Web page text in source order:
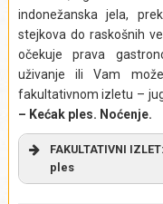
Izlet obuhvata:
usluge vodiča.
Izlet ne obuhvata:
Izlet se realizuje iz
indonežanska jela,
stejkova do raskošnih
očekuje prava
uživanje ili Vam
fakultativnom izletu –
– Kećak ples. Noćenje.
FAKULTATIVNI
ples